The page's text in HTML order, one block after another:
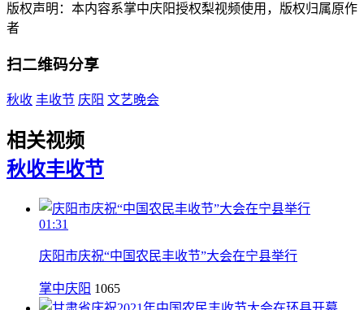
版权声明：本内容系掌中庆阳授权梨视频使用，版权归属原作
者
扫二维码分享
秋收 丰收节 庆阳 文艺晚会
相关视频
秋收丰收节
01:31
庆阳市庆祝“中国农民丰收节”大会在宁县举行
掌中庆阳 1065